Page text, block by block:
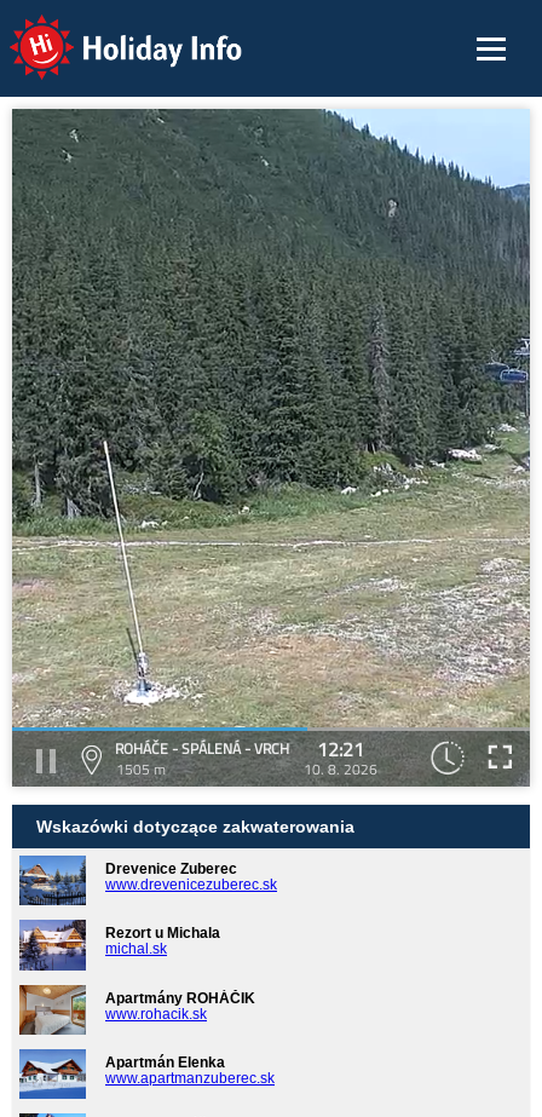
Holiday Info
ROHÁČE - SPÁLENÁ - VRCH
1505 m
12:21
10. 8. 2026
Wskazówki dotyczące zakwaterowania
Drevenice Zuberec
www.drevenicezuberec.sk
Rezort u Michala
michal.sk
Apartmány ROHÁČIK
www.rohacik.sk
Apartmán Elenka
www.apartmanzuberec.sk